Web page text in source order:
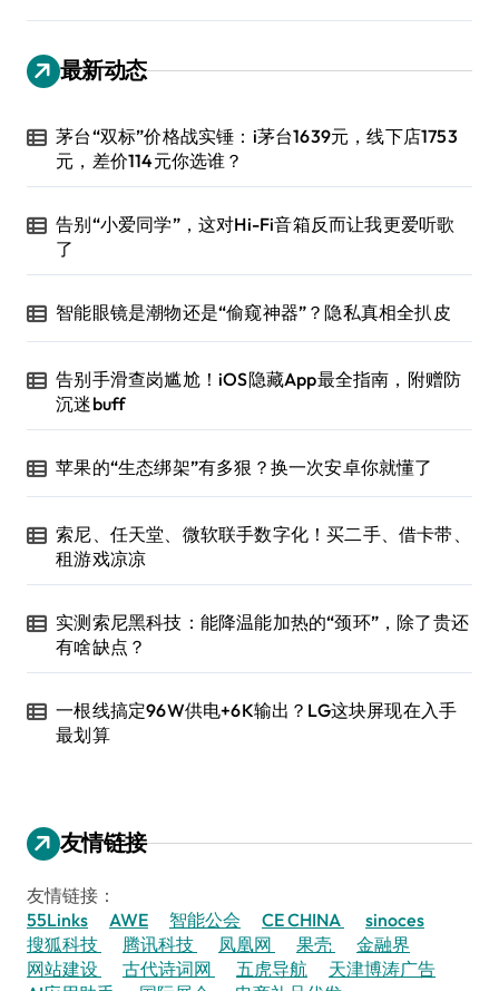
最新动态
茅台“双标”价格战实锤：i茅台1639元，线下店1753
元，差价114元你选谁？
告别“小爱同学”，这对Hi-Fi音箱反而让我更爱听歌
了
智能眼镜是潮物还是“偷窥神器”？隐私真相全扒皮
告别手滑查岗尴尬！iOS隐藏App最全指南，附赠防
沉迷buff
苹果的“生态绑架”有多狠？换一次安卓你就懂了
索尼、任天堂、微软联手数字化！买二手、借卡带、
租游戏凉凉
实测索尼黑科技：能降温能加热的“颈环”，除了贵还
有啥缺点？
一根线搞定96W供电+6K输出？LG这块屏现在入手
最划算
友情链接
友情链接：
55Links
AWE 智能公会 CE CHINA
sinoces
搜狐科技
腾讯科技 凤凰网 果壳
金融界
网站建设
古代诗词网 五虎导航
天津博涛广告